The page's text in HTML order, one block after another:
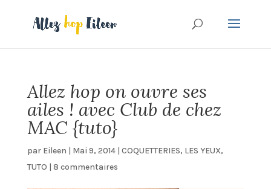
Allez hop on ouvre ses
ailes ! avec Club de chez
MAC {tuto}
par Eileen | Mai 9, 2014| COQUETTERIES, LES YEUX,
TUTO | 8 commentaires